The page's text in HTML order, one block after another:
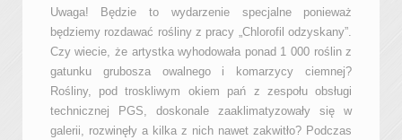
Uwaga! Będzie to wydarzenie specjalne ponieważ
będziemy rozdawać rośliny z pracy „Chlorofil odzyskany”.
Czy wiecie, że artystka wyhodowała ponad 1 000 roślin z
gatunku grubosza owalnego i komarzycy ciemnej?
Rośliny, pod troskliwym okiem pań z zespołu obsługi
technicznej PGS, doskonale zaaklimatyzowały się w
galerii, rozwinęły a kilka z nich nawet zakwitło? Podczas